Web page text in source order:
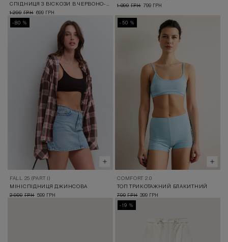
1 299 ГРН 699 ГРН
1 099 ГРН 799 ГРН
-80 %
FALL 25 (PART I)
МІНІСПІДНИЦЯ ДЖИНСОВА
2 999 ГРН 599 ГРН
-50 %
COMFORT 2.0
ТОП ТРИКОТАЖНИЙ БЛАКИТНИЙ
799 ГРН 399 ГРН
-19 %